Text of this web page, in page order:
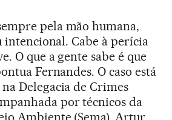
pela mão humana,
intencional. Cabe à perícia
O que a gente sabe é que
Fernandes. O caso está
Delegacia de Crimes
por técnicos da